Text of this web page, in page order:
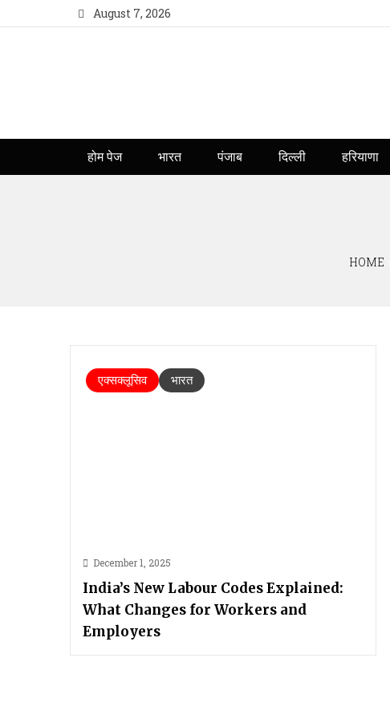
August 7, 2026
होम पेज भारत पंजाब दिल्ली हरियाणा
HOME
December 1, 2025
India’s New Labour Codes Explained:
What Changes for Workers and
Employers
एक्सक्लूसिव भारत